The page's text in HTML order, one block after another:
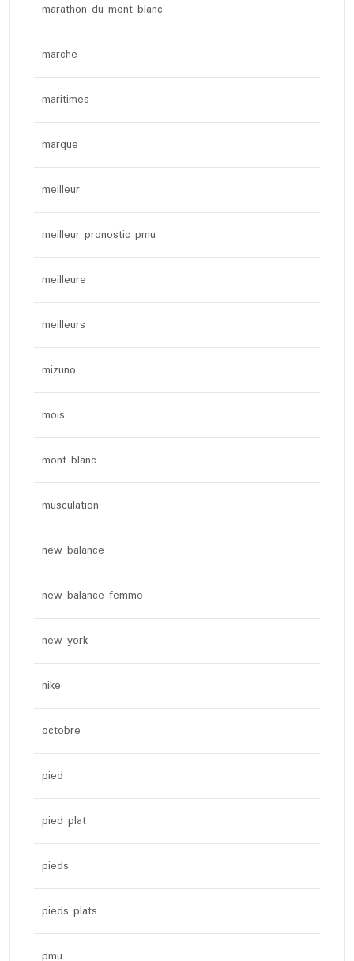
marathon du mont blanc
marche
maritimes
marque
meilleur
meilleur pronostic pmu
meilleure
meilleurs
mizuno
mois
mont blanc
musculation
new balance
new balance femme
new york
nike
octobre
pied
pied plat
pieds
pieds plats
pmu